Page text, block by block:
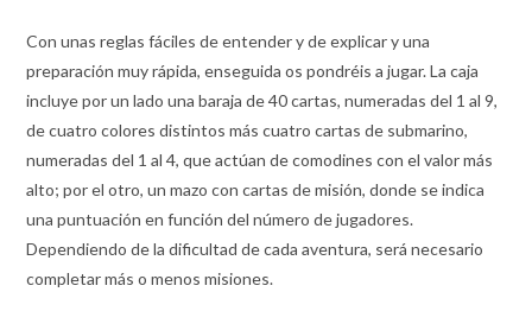
Con unas reglas fáciles de entender y de explicar y una
preparación muy rápida, enseguida os pondréis a jugar. La caja
incluye por un lado una baraja de 40 cartas, numeradas del 1 al 9,
de cuatro colores distintos más cuatro cartas de submarino,
numeradas del 1 al 4, que actúan de comodines con el valor más
alto; por el otro, un mazo con cartas de misión, donde se indica
una puntuación en función del número de jugadores.
Dependiendo de la dificultad de cada aventura, será necesario
completar más o menos misiones.